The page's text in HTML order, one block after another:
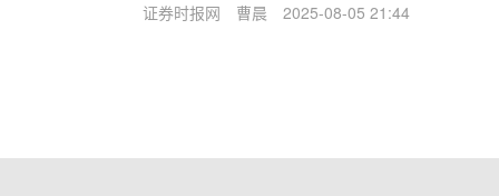
证券时报网 曹晨 2025-08-05 21:44